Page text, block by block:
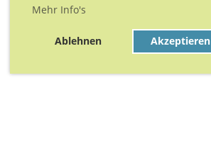
Mehr Info's
Ablehnen Akzeptieren